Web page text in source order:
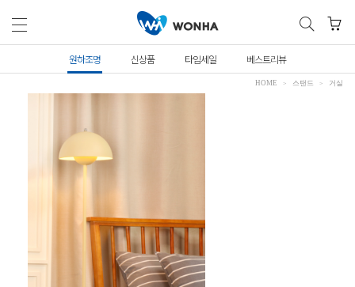
원하조명 신상품 타임세일 베스트리뷰
HOME 스탠드 거실